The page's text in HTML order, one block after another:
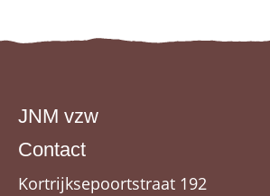
JNM vzw
Contact
Kortrijksepoortstraat 192